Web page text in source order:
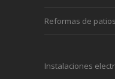
Reformas de
Instalaciones